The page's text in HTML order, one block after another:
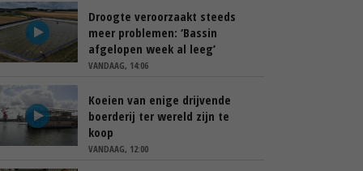
Droogte veroorzaakt steeds
meer problemen: ‘Bassin
afgelopen week al leeg’
VANDAAG, 14:06
Koeien van enige drijvende
boerderij ter wereld zijn te
koop
VANDAAG, 12:00